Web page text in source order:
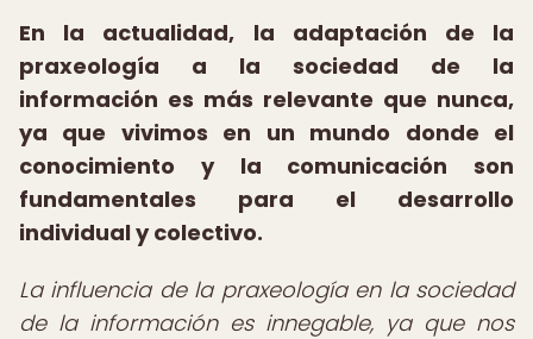
En la actualidad, la adaptación de la
praxeología a la sociedad de la
información es más relevante que nunca,
ya que vivimos en un mundo donde el
conocimiento y la comunicación son
fundamentales para el desarrollo
individual y colectivo.
La influencia de la praxeología en la sociedad
de la información es innegable, ya que nos